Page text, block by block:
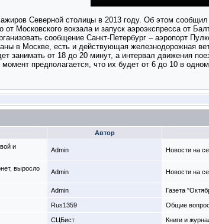
Северной столицы в 2013 году. Об этом
Московского вокзала и запуск аэроэкспресса от
сообщение Санкт-Петербург – аэропорт
в Москве, есть и действующая железнодорожная
занимать от 18 до 20 минут, а интервал движения
предполагается, что их будет от 6 до 10 в
Автор
и
Admin Новости на
выросло
Admin Новости на
Admin Газета
Rus1359 Общие
СЦБист Книги и